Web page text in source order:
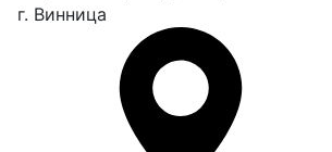
г. Винница